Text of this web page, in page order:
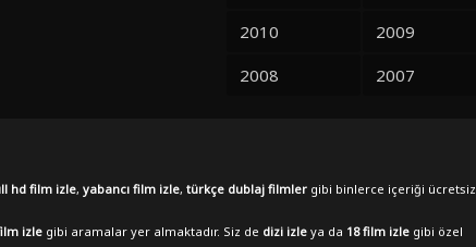
2010
2009
2008
2007
hd film izle, yabancı film izle, türkçe dublaj filmler gibi binlerce içeriği ücretsiz
izle gibi aramalar yer almaktadır. Siz de dizi izle ya da 18 film izle gibi özel